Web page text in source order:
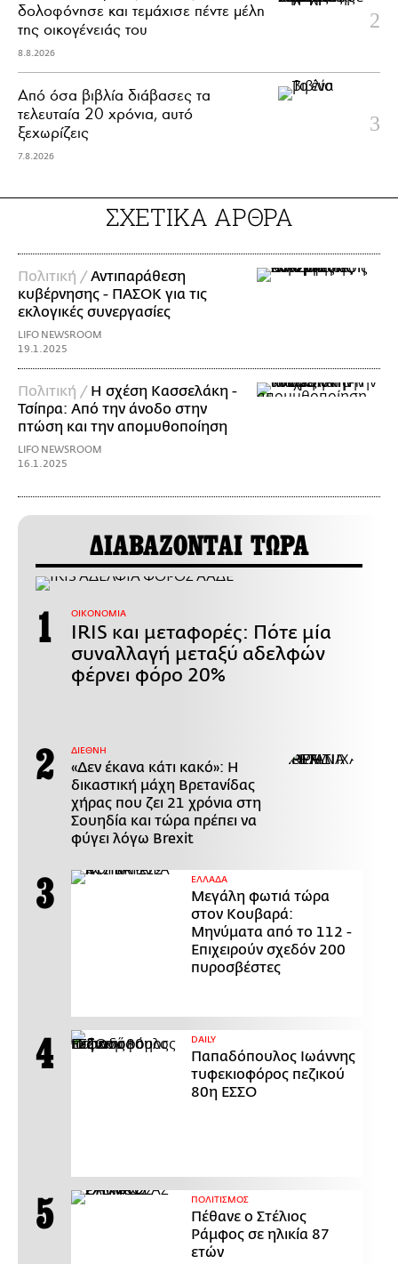
δολοφόνησε και τεμάχισε πέντε μέλη
της οικογένειάς του
8.8.2026
Από όσα βιβλία διάβασες τα
τελευταία 20 χρόνια, αυτό
ξεχωρίζεις
7.8.2026
ΣΧΕΤΙΚΑ ΑΡΘΡΑ
Πολιτική /Αντιπαράθεση
κυβέρνησης - ΠΑΣΟΚ για τις
εκλογικές συνεργασίες
LIFO NEWSROOM
19.1.2025
Πολιτική / Η σχέση Κασσελάκη -
Τσίπρα: Από την άνοδο στην
πτώση και την απομυθοποίηση
LIFO NEWSROOM
16.1.2025
ΔΙΑΒΑΖΟΝΤΑΙ ΤΩΡΑ
ΟΙΚΟΝΟΜΙΑ
IRIS και μεταφορές: Πότε μία
συναλλαγή μεταξύ αδελφών
φέρνει φόρο 20%
ΔΙΕΘΝΗ
«Δεν έκανα κάτι κακό»: Η
δικαστική μάχη Βρετανίδας
χήρας που ζει 21 χρόνια στη
Σουηδία και τώρα πρέπει να
φύγει λόγω Brexit
ΕΛΛΑΔΑ
Μεγάλη φωτιά τώρα
στον Κουβαρά:
Μηνύματα από το 112 -
Επιχειρούν σχεδόν 200
πυροσβέστες
DAILY
Παπαδόπουλος Ιωάννης
τυφεκιοφόρος πεζικού
80η ΕΣΣΟ
ΠΟΛΙΤΙΣΜΟΣ
Πέθανε ο Στέλιος
Ράμφος σε ηλικία 87
ετών